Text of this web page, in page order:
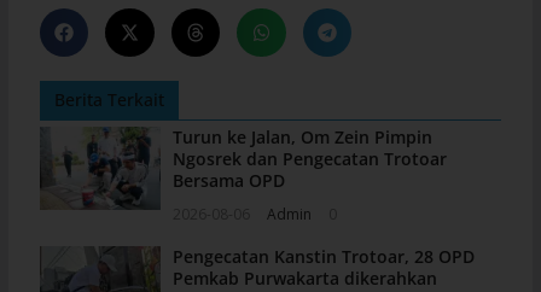
Berita Terkait
Turun ke Jalan, Om Zein Pimpin
Ngosrek dan Pengecatan Trotoar
Bersama OPD
Admin
Pengecatan Kanstin Trotoar, 28 OPD
Pemkab Purwakarta dikerahkan